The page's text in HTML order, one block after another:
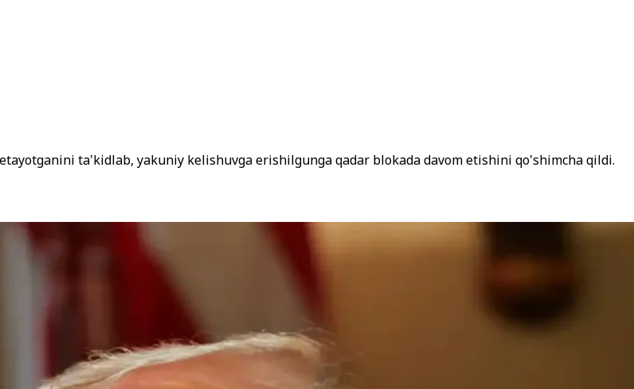
ta'kidlab, yakuniy kelishuvga erishilgunga qadar blokada davom etishini qo'shimcha qildi.